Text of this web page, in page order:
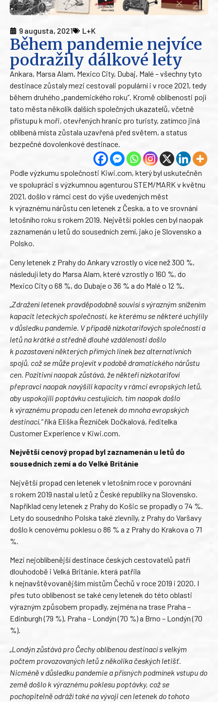
9 augusta, 2021 L+K
Během pandemie nejvíce
podražily dálkové lety
Ankara, Marsa Alam, Mexico City, Dubaj, Malé – všechny tyto
destinace zůstaly mezi cestovali populární i v roce 2021, tedy
během druhého „pandemického roku“. Kromě oblíbenosti pojí
tato města několik dalších společných ukazatelů, včetně
přístupu k moři, otevřených hranic pro turisty, zatímco jiná
oblíbená místa zůstala uzavřená před světem, a status
bezpečné dovolenkové destinace.
Podle výzkumu společnosti Kiwi.com, který byl uskutečněn
ve spolupráci s výzkumnou agenturou STEM/MARK v květnu
2021, došlo v rámci cest do výše uvedených měst
k výraznému nárůstu cen letenek z Česka, a to ve srovnání
letošního roku s rokem 2019. Největší pokles cen byl naopak
zaznamenán u letů do sousedních zemí, jako je Slovensko a
Polsko.
Ceny letenek z Prahy do Ankary vzrostly o více než 300 %,
následují lety do Marsa Alam, které vzrostly o 160 %, do
Mexico City o 68 %, do Dubaje o 36 % a do Malé o 12 %.
„Zdražení letenek pravděpodobně souvisí s výrazným snížením
kapacit leteckých společností, ke kterému se některé uchýlily
v důsledku pandemie. V případě nízkotarifových společností a
letů na krátké a středně dlouhé vzdálenosti došlo
k pozastavení některých přímých linek bez alternativních
spojů, což se může projevit v podobě dramatického nárůstu
cen. Pozitivní naopak zůstává, že někteří nízkotarifoví
přepravci naopak navýšili kapacity v rámci evropských letů,
aby uspokojili poptávku cestujících, tím naopak došlo
k výraznému propadu cen letenek do mnoha evropských
destinací,“říká Eliška Řezníček Dočkalová, ředitelka
Customer Experience v Kiwi.com.
Největší cenový propad byl zaznamenán u letů do
sousedních zemí a do Velké Británie
Největší propad cen letenek v letošním roce v porovnání
s rokem 2019 nastal u letů z České republiky na Slovensko.
Například ceny letenek z Prahy do Košic se propadly o 74 %.
Lety do sousedního Polska také zlevnily, z Prahy do Varšavy
došlo k cenovému poklesu o 86 % a z Prahy do Krakova o 71
%.
Mezi nejoblíbenější destinace českých cestovatelů patří
dlouhodobě i Velká Británie, která patřila
k nejnavštěvovanějším místům Čechů v roce 2019 i 2020. I
přes tuto oblíbenost se také ceny letenek do této oblasti
výrazným způsobem propadly, zejména na trase Praha –
Edinburgh (79 %), Praha – Londýn (70 %) a Brno – Londýn (70
%).
„Londýn zůstává pro Čechy oblíbenou destinací s velkým
počtem provozovaných letů z několika českých letišť.
Nicméně v důsledku pandemie a přísných podmínek vstupu do
země došlo k výraznému poklesu poptávky, což se
pochopitelně odráží také na vývoji cen letenek do tohoto